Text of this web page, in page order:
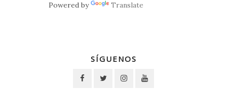
Powered by Translate
SÍGUENOS